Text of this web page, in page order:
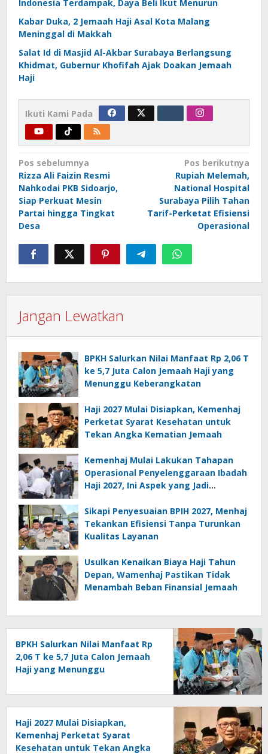
Indonesia Terdampak, Daya Beli Ikut Menurun
Kabar Duka, 2 Jemaah Haji Asal Kota Malang
Meninggal di Makkah
Salat Id di Masjid Al-Akbar Surabaya Berlangsung
Khidmat, Gubernur Khofifah Ajak Doakan Jemaah
Haji
Ikuti Kami Pada
Navigasi
pos
Pos sebelumnya
Rizza Ali Faizin Resmi
Nahkodai PKB Sidoarjo,
Siap Perkuat Mesin
Partai hingga Tingkat
Desa
Pos berikutnya
Rupiah Melemah,
National Hospital
Surabaya Pilih Tahan
Tarif-Perketat Efisiensi
Operasional
Jangan Lewatkan
BPKH Salurkan Nilai Manfaat Rp 2,06 T
ke 5,7 Juta Calon Jemaah Haji yang
Menunggu Keberangkatan
Haji 2027 Mulai Disiapkan, Kemenhaj
Perketat Syarat Kesehatan untuk
Tekan Angka Kematian Jemaah
Kemenhaj Mulai Lakukan Tahapan
Operasional Penyelenggaraan Ibadah
Haji 2027, Ini Aspek yang Jadi
Sikapi Penyesuaian BPIH 2027, Menhaj
Tekankan Efisiensi Tanpa Turunkan
Kualitas Layanan
Usulkan Kenaikan Biaya Haji Tahun
Depan, Wamenhaj Pastikan Tidak
Menambah Beban Finansial Jemaah
BPKH Salurkan Nilai Manfaat Rp
2,06 T ke 5,7 Juta Calon Jemaah
Haji yang Menunggu
Haji 2027 Mulai Disiapkan,
Kemenhaj Perketat Syarat
Kesehatan untuk Tekan Angka